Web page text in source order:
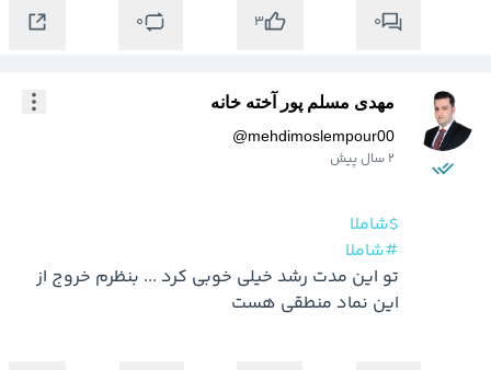
0
3
0
مهدی مسلم پور آخته خانه
@mehdimoslempour00
2 سال پیش
$شاملا
#شاملا
این نماد منطقی هست